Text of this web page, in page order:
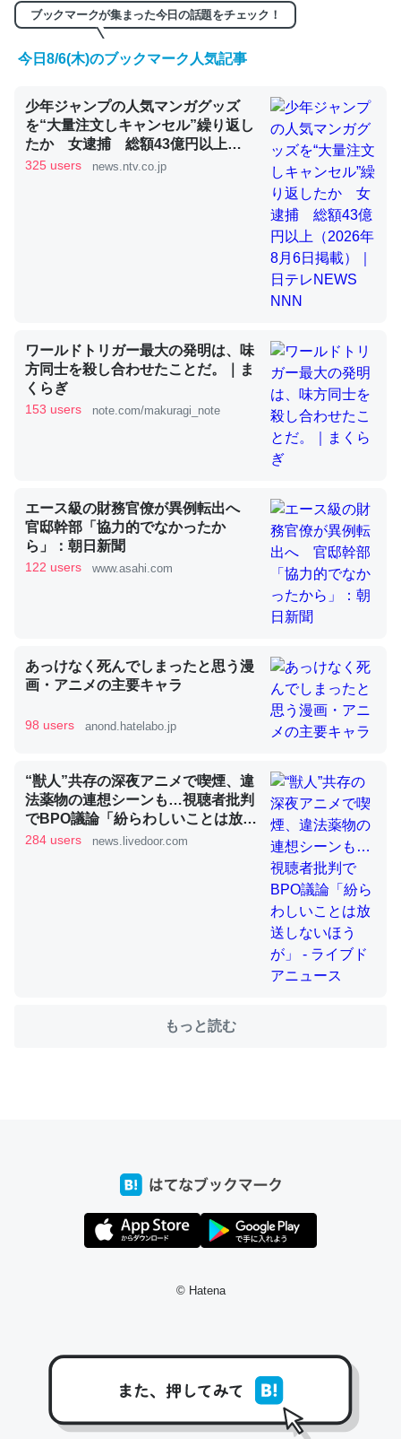
くらい。小説でいう「ずっと前の伏線」は回収されないけ
ど、短期記憶というには多い分量。進化すればするほど分
かりやすく強くなりそう
─GPTの仕組みと限界についての考察（１） - conceptualization
昆虫ってカルシウム少ないのか。知らんかった。調べたら
コオロギのカルシウム分はエビの600分の1程度。
いのか」に関する新仮説
論文では「淡水はカルシウムも酸素も不足してて両方に不
いる鋏角類（カブトガニ・ウミグモ）はカルシウムを使わ
ずキチンを強化してる筈だが、酵素が違うのか？
─ニュース :: 【研究発表】昆虫学の大問題＝「昆虫はなぜ海にいな
いのか」に関する新仮説
これを元に考えるとカルシウムを大量に使う脊椎動物と貝
類は苦労してるんだな…。腹足類だと殻を無くしてナメク
ジになったり努力してるし。
ウチもEchoを実家に置いて４年。でたまに覗いてる。ぼ
ちぼちRingも置こうかと画策中。あと、Googleマップで
位置情報を共有してる。電池残量や充電中かが分かるので
─たまにLINEするくらいだった遠方の父67歳と僕。ITツール導入で
コミュニケーションが劇的に変化した｜tayorini by LIFULL介護
─たまにLINEするくらいだった遠方の父67歳と僕。ITツール導入で
回線代ほとんどかからないですよ。参考：
https://toyoshi.hatenablog.com/entry/2019/05/15/1805
34
─たまにLINEするくらいだった遠方の父67歳と僕。ITツール導入で
ブックマークが集まった今日の話題をチェック！
今日8/6(木)のブックマーク人気記事
少年ジャンプの人気マンガグッズ
を“大量注文しキャンセル”繰り返し
たか 女逮捕 総額43億円以上
（2026年8月6日掲載）｜日テレ
325 users news.ntv.co.jp
ワールドトリガー最大の発明は、味
方同士を殺し合わせたことだ。｜ま
くらぎ
153 users note.com/makuragi_note
エース級の財務官僚が異例転出へ
官邸幹部「協力的でなかったか
ら」：朝日新聞
122 users www.asahi.com
あっけなく死んでしまったと思う漫
画・アニメの主要キャラ
98 users anond.hatelabo.jp
“獣人”共存の深夜アニメで喫煙、違
法薬物の連想シーンも…視聴者批判
でBPO議論「紛らわしいことは放送
しないほうが」 - ライブドアニュー
284 users news.livedoor.com
もっと読む
© Hatena